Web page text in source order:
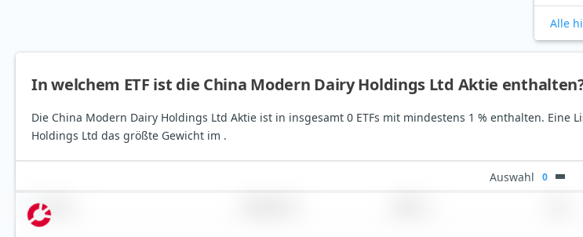
Alle
In welchem ETF ist die China Modern Dairy Holdings Ltd Aktie
Die China Modern Dairy Holdings Ltd Aktie ist in insgesamt 0 ETFs mit mindestens 1 % enthalten. Eine
Holdings Ltd das größte Gewicht im .
Auswahl 0
Name